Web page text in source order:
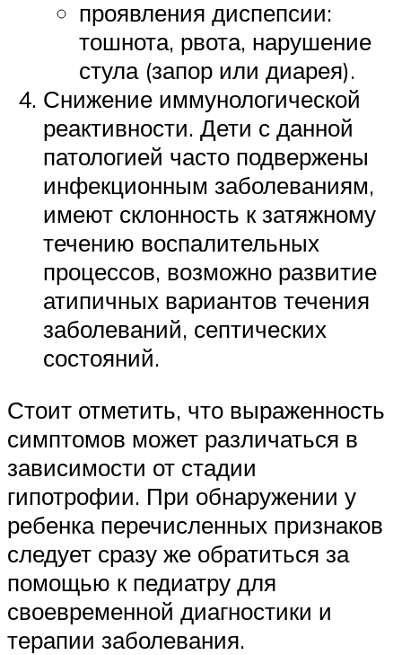
проявления диспепсии:
тошнота, рвота, нарушение
стула (запор или диарея).
Снижение иммунологической
реактивности. Дети с данной
патологией часто подвержены
инфекционным заболеваниям,
имеют склонность к затяжному
течению воспалительных
процессов, возможно развитие
атипичных вариантов течения
заболеваний, септических
состояний.
Стоит отметить, что выраженность
симптомов может различаться в
зависимости от стадии
гипотрофии. При обнаружении у
ребенка перечисленных признаков
следует сразу же обратиться за
помощью к педиатру для
своевременной диагностики и
терапии заболевания.